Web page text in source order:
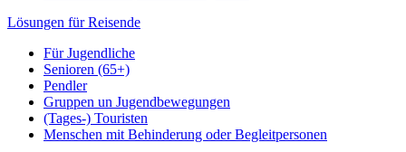
Lösungen für Reisende
Für Jugendliche
Senioren (65+)
Pendler
Gruppen un Jugendbewegungen
(Tages-) Touristen
Menschen mit Behinderung oder Begleitpersonen